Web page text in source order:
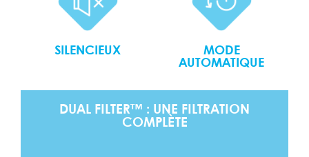
SILENCIEUX
MODE
AUTOMATIQUE
DUAL FILTER™ : UNE FILTRATION
COMPLÈTE